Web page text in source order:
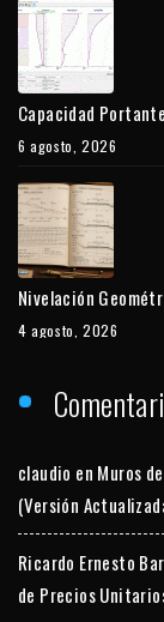
Capacidad
6 agosto, 2026
Nivelación
4 agosto, 2026
claudio en Muros
(Versión
Ricardo Ernesto
de Precios